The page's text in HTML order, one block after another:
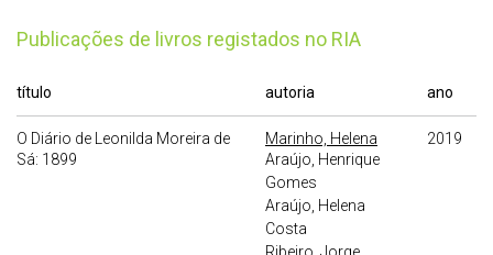
publicações de livros registados no RIA
título autoria ano
O Diário de Leonilda Moreira de
Sá: 1899
Marinho, Helena
Araújo, Henrique
Gomes
Araújo, Helena
Costa
2019